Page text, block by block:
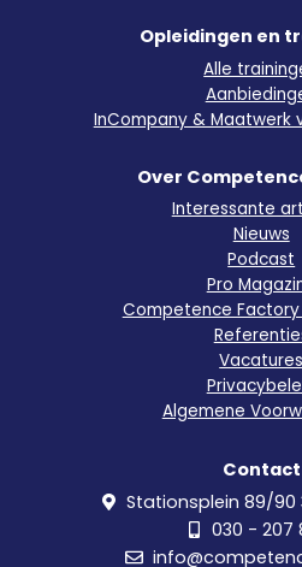
Opleidingen en
Alle
InCompany & Maatwerk
Over
Interessante
Nieuws
Podcast
Pro
Competence
Vacatures
Algemene
Contact
Stationsplein 89/90
030 - 207